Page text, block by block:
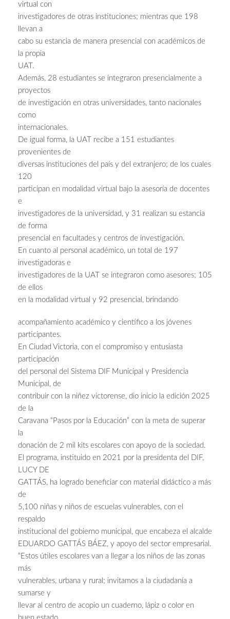
virtual con
investigadores de otras instituciones; mientras que 198
llevan a
cabo su estancia de manera presencial con académicos de
la propia
UAT.
Además, 28 estudiantes se integraron presencialmente a
proyectos
de investigación en otras universidades, tanto nacionales
como
internacionales.
De igual forma, la UAT recibe a 151 estudiantes
provenientes de
diversas instituciones del país y del extranjero; de los cuales
120
participan en modalidad virtual bajo la asesoría de docentes
e
investigadores de la universidad, y 31 realizan su estancia
de forma
presencial en facultades y centros de investigación.
En cuanto al personal académico, un total de 197
investigadoras e
investigadores de la UAT se integraron como asesores; 105
de ellos
en la modalidad virtual y 92 presencial, brindando
acompañamiento académico y científico a los jóvenes
participantes.
En Ciudad Victoria, con el compromiso y entusiasta
participación
del personal del Sistema DIF Municipal y Presidencia
Municipal, de
contribuir con la niñez victorense, dio inicio la edición 2025
de la
Caravana “Pasos por la Educación” con la meta de superar
la
donación de 2 mil kits escolares con apoyo de la sociedad.
El programa, instituido en 2021 por la presidenta del DIF,
LUCY DE
GATTÁS, ha logrado beneficiar con material didáctico a más
de
5,100 niñas y niños de escuelas vulnerables, con el
respaldo
institucional del gobierno municipal, que encabeza el alcalde
EDUARDO GATTÁS BÁEZ, y apoyo del sector empresarial.
“Estos útiles escolares van a llegar a los niños de las zonas
más
vulnerables, urbana y rural; invitamos a la ciudadanía a
sumarse y
llevar al centro de acopio un cuaderno, lápiz o color en